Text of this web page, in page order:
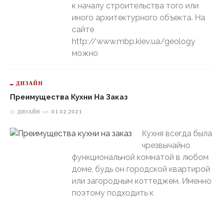
к началу строительства того или
иного архитектурного объекта. На
сайте
http://www.mbp.kiev.ua/geology
можно
ДИЗАЙН
Преимущества Кухни На Заказ
ДИЗАЙН on 01.02.2021
Кухня всегда была
чрезвычайно
функциональной комнатой в любом
доме, будь он городской квартирой
или загородным коттеджем. Именно
поэтому подходить к